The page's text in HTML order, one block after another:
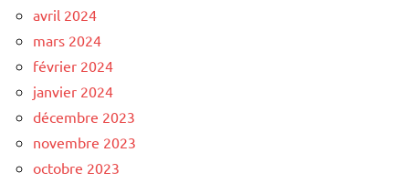
avril 2024
mars 2024
février 2024
janvier 2024
décembre 2023
novembre 2023
octobre 2023